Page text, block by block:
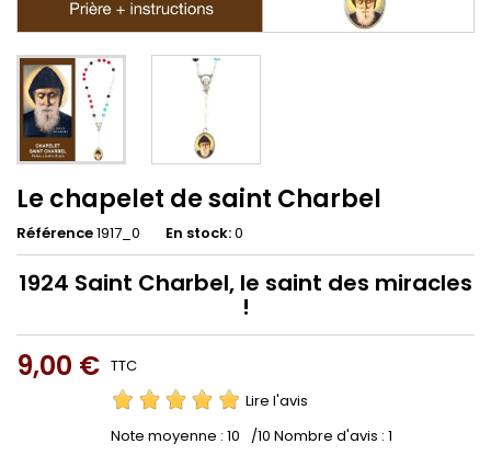
Le chapelet de saint Charbel
Référence1917_0 En stock:0
1924 Saint Charbel, le saint des miracles
!
9,00 € TTC
Lire l'avis
Note moyenne : 10 /10 Nombre d'avis : 1